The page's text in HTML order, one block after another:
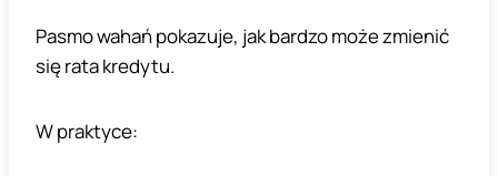
Pasmo wahań pokazuje, jak bardzo może zmienić
się rata kredytu.
W praktyce: